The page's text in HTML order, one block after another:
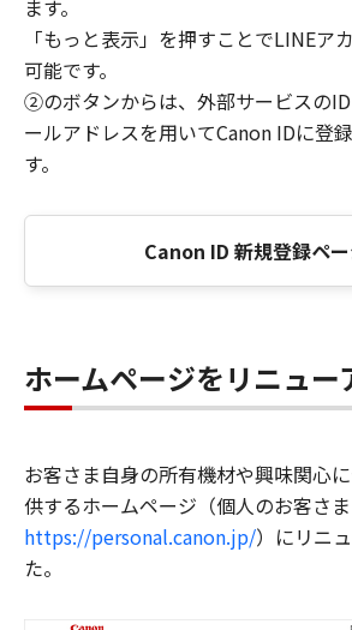
ます。
「もっと表示」を押すことでLINEア
可能です。
②のボタンからは、外部サービスの
ールアドレスを用いてCanon IDに登
す。
Canon ID 新規登録ペ
ホームページをリニュー
お客さま自身の所有機材や興味関心
供するホームページ（個人のお客さま
https://personal.canon.jp/）にリニ
た。